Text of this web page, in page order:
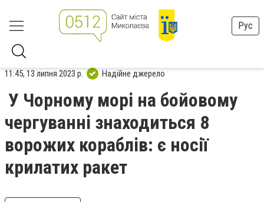
Рус
11:45, 13 липня 2023 р. Надійне джерело
У Чорному морі на бойовому
чергуванні знаходиться 8
ворожих кораблів: є носії
крилатих ракет